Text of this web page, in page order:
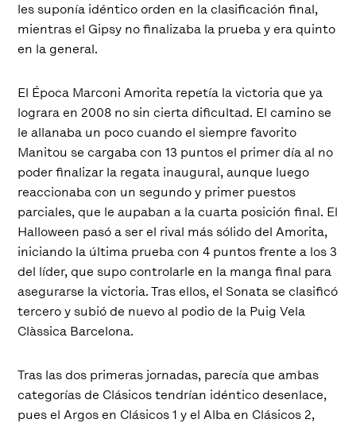
les suponía idéntico orden en la clasificación final,
mientras el Gipsy no finalizaba la prueba y era quinto
en la general.
El Época Marconi Amorita repetía la victoria que ya
lograra en 2008 no sin cierta dificultad. El camino se
le allanaba un poco cuando el siempre favorito
Manitou se cargaba con 13 puntos el primer día al no
poder finalizar la regata inaugural, aunque luego
reaccionaba con un segundo y primer puestos
parciales, que le aupaban a la cuarta posición final. El
Halloween pasó a ser el rival más sólido del Amorita,
iniciando la última prueba con 4 puntos frente a los 3
del líder, que supo controlarle en la manga final para
asegurarse la victoria. Tras ellos, el Sonata se clasificó
tercero y subió de nuevo al podio de la Puig Vela
Clàssica Barcelona.
Tras las dos primeras jornadas, parecía que ambas
categorías de Clásicos tendrían idéntico desenlace,
pues el Argos en Clásicos 1 y el Alba en Clásicos 2,